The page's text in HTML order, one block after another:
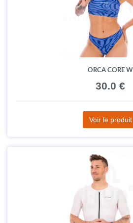
ORCA CORE W
30.0 €
Voir le produit